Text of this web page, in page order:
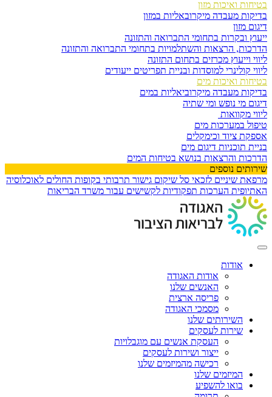
בטיחות ואיכות מזון
בדיקות מעבדה מיקרובאליות במזון
דיגום מזון
ייעוץ ובקרות בתחומי התברואה והתזונה
הדרכות, הרצאות והשתלמויות בתחומי התברואה והתזונה
ליווי וייעוץ מכרזים בתחום התזונה
ליווי קולינרי למוסדות ובניית תפריטים ייעודים
בטיחות ואיכות מים
בדיקות מעבדה מיקרוביאליות במים
דיגום מי נופש ומי שתיה
ליווי מקוואות
טיפול במערכות מים
אספקת ציוד וכימקלים
בניית תוכניות דיגום מים
הדרכות והרצאות בנושא בטיחות המים
שירותים נוספים
מרפאת שיניים לזכאי סל שיקום גישור תרבותי בקופות החולים לאוכלוסיה
האתיופית הערכות תפקודיות לקשישים עבור משרד הבריאות
אודות
אודות האגודה
האנשים שלנו
פריסה ארצית
מסמכי האגודה
השירותים שלנו
שירות לעסקים
העסקת אנשים עם מוגבלויות
ייצור ושירות לעסקים
רכישה מהמיזמים שלנו
המיזמים שלנו
בואו להשפיע